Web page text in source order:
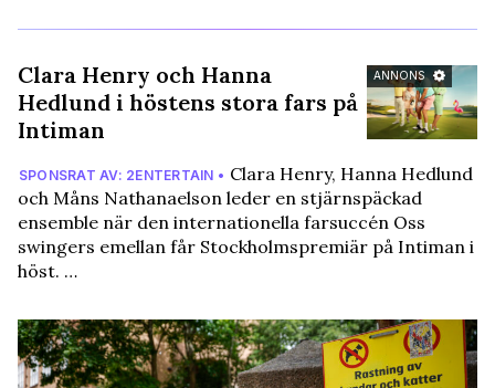
ANNONS
Clara Henry och Hanna
Hedlund i höstens stora fars på
Intiman
SPONSRAT AV: 2ENTERTAIN • Clara Henry, Hanna Hedlund
och Måns Nathanaelson leder en stjärnspäckad
ensemble när den internationella farsuccén Oss
swingers emellan får Stockholmspremiär på Intiman i
höst. …